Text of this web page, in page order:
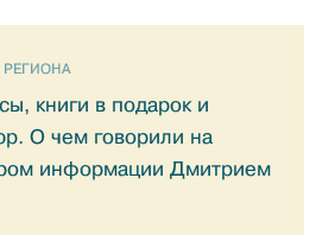
книги в подарок и
О чем говорили на
информации Дмитрием